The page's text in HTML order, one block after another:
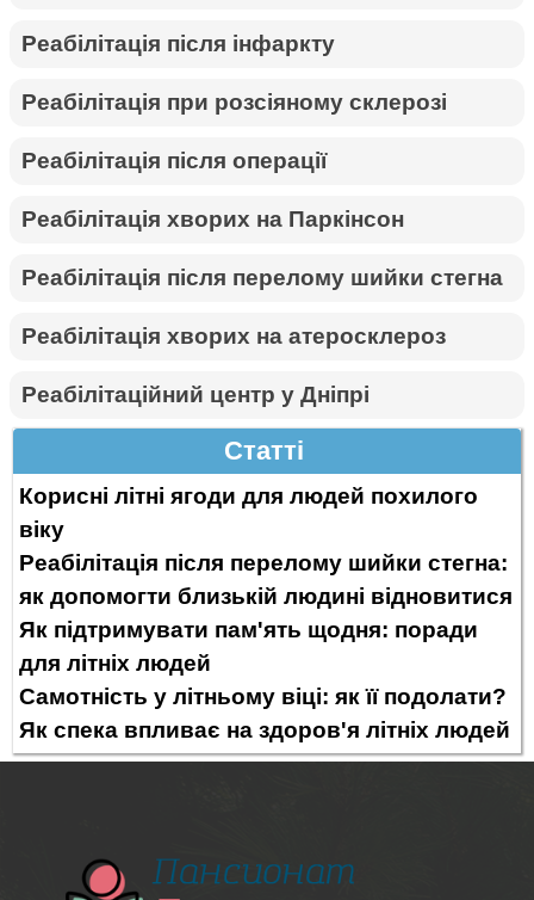
Реабілітація після інфаркту
Реабілітація при розсіяному склерозі
Реабілітація після операції
Реабілітація хворих на Паркінсон
Реабілітація після перелому шийки стегна
Реабілітація хворих на атеросклероз
Реабілітаційний центр у Дніпрі
Статті
Корисні літні ягоди для людей похилого
віку
Реабілітація після перелому шийки стегна:
як допомогти близькій людині відновитися
Як підтримувати пам'ять щодня: поради
для літніх людей
Самотність у літньому віці: як її подолати?
Як спека впливає на здоров'я літніх людей